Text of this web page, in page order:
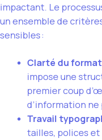
impactant. Le
un ensemble de
sensibles :
Clarté du format
impose une
premier coup
d’information
Travail
tailles, polices